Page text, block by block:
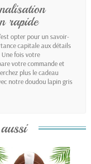
rapide
opter pour un savoir-
capitale aux détails
fois votre
votre commande et
plus le cadeau
notre doudou lapin gris